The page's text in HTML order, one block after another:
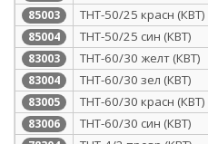
85003 ТНТ-50/25 красн (КВТ)
85004 ТНТ-50/25 син (КВТ)
83003 ТНТ-60/30 желт (КВТ)
83004 ТНТ-60/30 зел (КВТ)
83005 ТНТ-60/30 красн (КВТ)
83006 ТНТ-60/30 син (КВТ)